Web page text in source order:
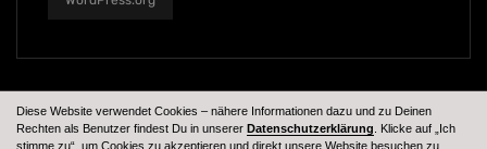
Diese Website verwendet Cookies – nähere Informationen dazu und zu Deinen
Rechten als Benutzer findest Du in unserer Datenschutzerklärung . Klicke auf „Ich
stimme zu“, um Cookies zu akzeptieren und direkt unsere Website besuchen zu